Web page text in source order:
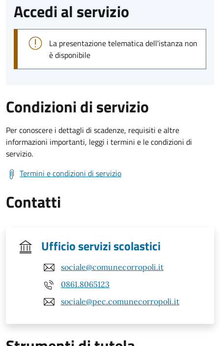
Accedi al servizio
La presentazione telematica dell'istanza non
è disponibile
Condizioni di servizio
Per conoscere i dettagli di scadenze, requisiti e altre
informazioni importanti, leggi i termini e le condizioni di
servizio.
Termini e condizioni di servizio
Contatti
Ufficio servizi scolastici
sociale@comunecorropoli.it
0861.8065123
sociale@pec.comunecorropoli.it